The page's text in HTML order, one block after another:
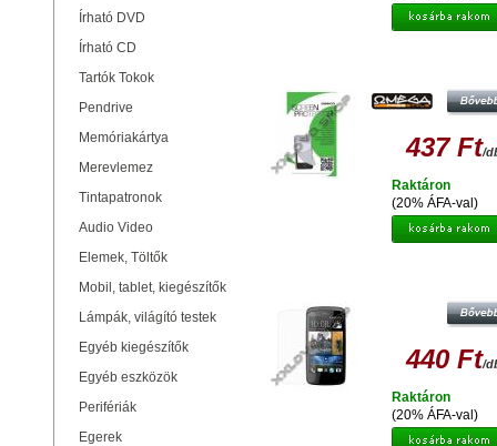
Írható DVD
Írható CD
Tartók Tokok
Pendrive
Memóriakártya
Merevlemez
Tintapatronok
Audio Video
Elemek, Töltők
Mobil, tablet, kiegészítők
Lámpák, világító testek
Egyéb kiegészítők
Egyéb eszközök
Perifériák
Egerek
FÓLIA HTC SENSATION XL
437 Ft/
(20% ÁFA-val)
Raktáron
440 Ft/
(20% ÁFA-val)
Raktáron